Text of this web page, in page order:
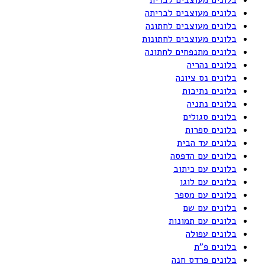
בלונים מעוצבים לבריתה
בלונים מעוצבים לחתונה
בלונים מעוצבים לחתונות
בלונים מתנפחים לחתונה
בלונים נהריה
בלונים נס ציונה
בלונים נתיבות
בלונים נתניה
בלונים סגולים
בלונים ספרות
בלונים עד הבית
בלונים עם הדפסה
בלונים עם כיתוב
בלונים עם לוגו
בלונים עם מספר
בלונים עם שם
בלונים עם תמונות
בלונים עפולה
בלונים פ"ת
בלונים פרדס חנה